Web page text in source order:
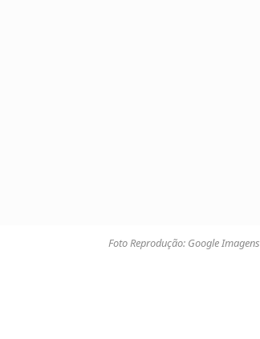
Foto Reprodução: Google Imagens